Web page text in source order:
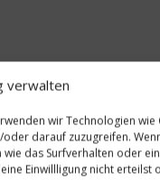
verwalten
wir Technologien wie
darauf zuzugreifen.
das Surfverhalten oder
Einwillligung nicht erteilst
und den